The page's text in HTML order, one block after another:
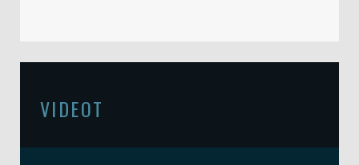
VIDEOT